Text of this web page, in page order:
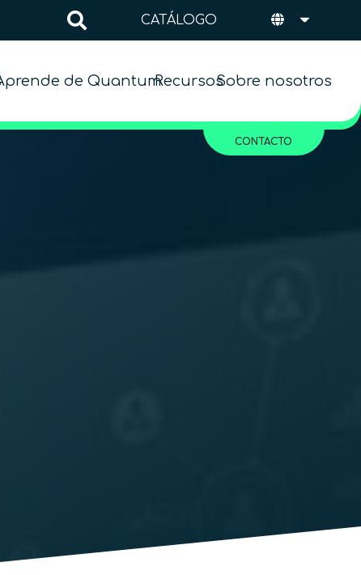
CATÁLOGO
de QuantumRecursosSobre nosotros
CONTACTO